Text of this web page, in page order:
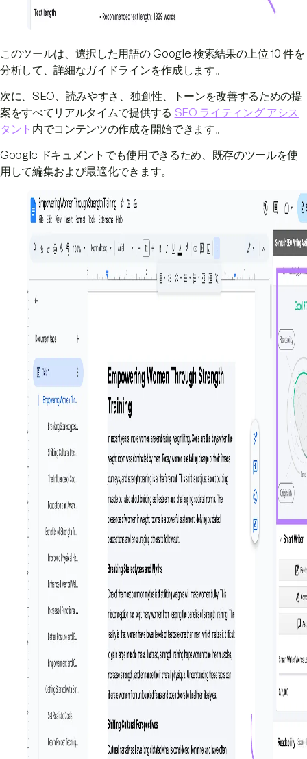
このツールは、選択した用語の Google 検索結果の上位 10 件を
分析して、詳細なガイドラインを作成します。
次に、SEO、読みやすさ、独創性、トーンを改善するための提
案をすべてリアルタイムで提供する SEO ライティング アシス
タント 内でコンテンツの作成を開始できます。
Google ドキュメントでも使用できるため、既存のツールを使
用して編集および最適化できます。